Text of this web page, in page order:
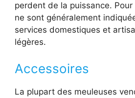
perdent de la puissance.
ne sont généralement
services domestiques et
légères.
Accessoires
La plupart des meuleuses